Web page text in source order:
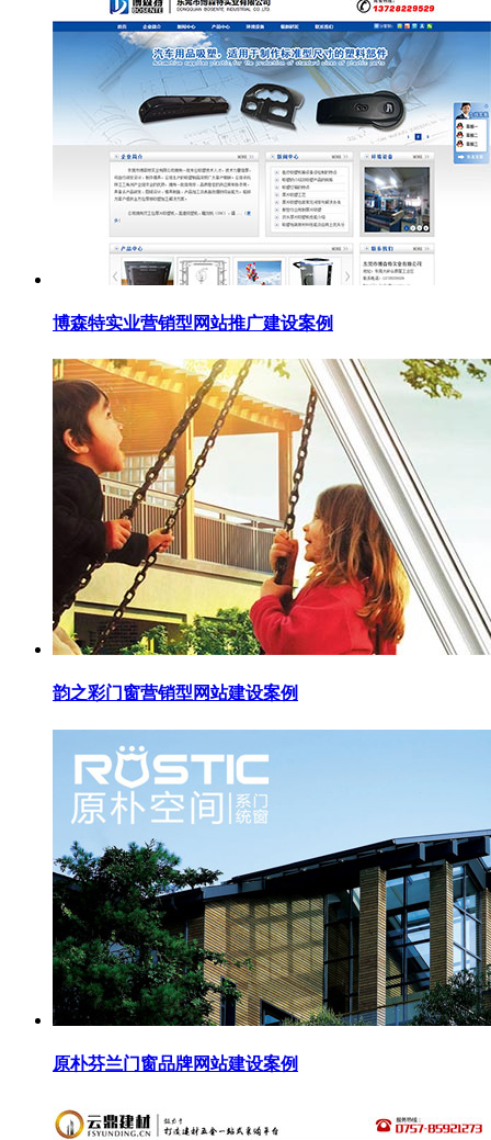
博森特实业营销型网站推广建设案例
韵之彩门窗营销型网站建设案例
原朴芬兰门窗品牌网站建设案例